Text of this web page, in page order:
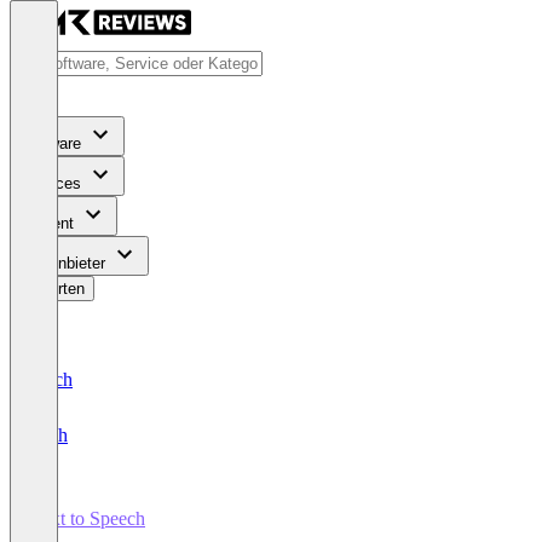
Software
Services
Content
Für Anbieter
Bewerten
Deutsch
English
Text to Speech